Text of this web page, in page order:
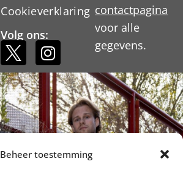
Beheer toestemming
Cookieverklaring
Volg ons:
contactpagina
voor alle
gegevens.